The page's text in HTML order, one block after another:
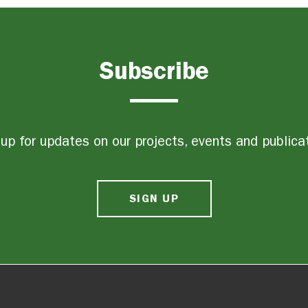
Subscribe
for updates on our projects, events and
SIGN UP